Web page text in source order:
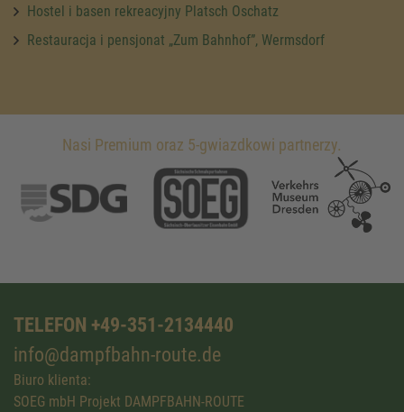
Hostel i basen rekreacyjny Platsch Oschatz
Restauracja i pensjonat „Zum Bahnhof”, Wermsdorf
Nasi Premium oraz 5-gwiazdkowi partnerzy.
TELEFON +49-351-2134440
info@dampfbahn-route.de
Biuro klienta:
SOEG mbH Projekt DAMPFBAHN-ROUTE